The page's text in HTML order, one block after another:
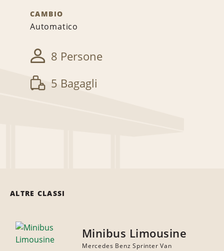
CAMBIO
Automatico
8 Persone
5 Bagagli
ALTRE CLASSI
Minibus Limousine
Mercedes Benz Sprinter Van